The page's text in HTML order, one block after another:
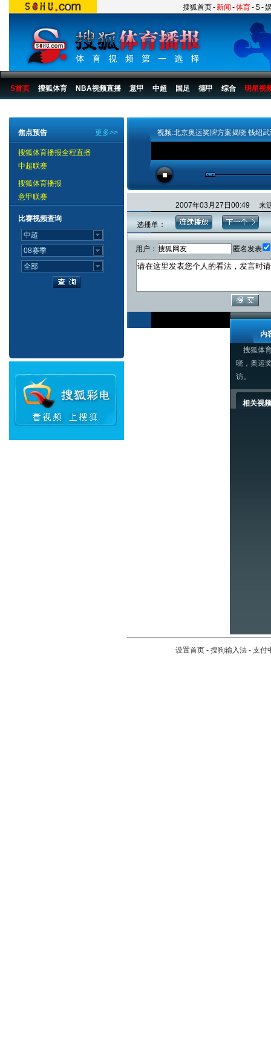
搜狐首页-新闻 -体育-S-
S首页 搜狐体育 NBA视频直播 意甲 中超 国足 德甲 综合 明星视
更多>>
焦点预告
搜狐体育播报全程直播
中超联赛
搜狐体育播报
意甲联赛
比赛视频查询
视频:北京奥运奖牌方案揭晓 钱绍
2007年03月27日00:49 来
选播单：
用户： 匿名发表
内
搜狐体
晓，奥运
访。
相关视
设置首页 - 搜狗输入法 - 支付